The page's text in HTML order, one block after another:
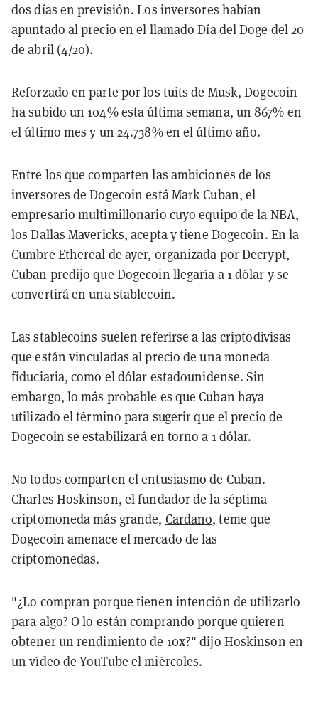
dos días en previsión. Los inversores habían
apuntado al precio en el llamado Día del Doge del 20
de abril (4/20).
Reforzado en parte por los tuits de Musk, Dogecoin
ha subido un 104% esta última semana, un 867% en
el último mes y un 24.738% en el último año.
Entre los que comparten las ambiciones de los
inversores de Dogecoin está Mark Cuban, el
empresario multimillonario cuyo equipo de la NBA,
los Dallas Mavericks, acepta y tiene Dogecoin. En la
Cumbre Ethereal de ayer, organizada por Decrypt,
Cuban predijo que Dogecoin llegaría a 1 dólar y se
convertirá en unastablecoin.
Las stablecoins suelen referirse a las criptodivisas
que están vinculadas al precio de una moneda
fiduciaria, como el dólar estadounidense. Sin
embargo, lo más probable es que Cuban haya
utilizado el término para sugerir que el precio de
Dogecoin se estabilizará en torno a 1 dólar.
No todos comparten el entusiasmo de Cuban.
Charles Hoskinson, el fundador de la séptima
criptomoneda más grande, Cardano, teme que
Dogecoin amenace el mercado de las
criptomonedas.
"¿Lo compran porque tienen intención de utilizarlo
para algo? O lo están comprando porque quieren
obtener un rendimiento de 10x?" dijo Hoskinson en
un vídeo de YouTube el miércoles.